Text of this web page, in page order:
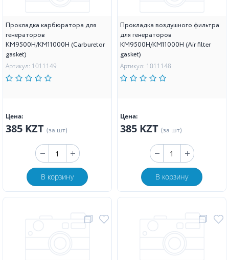
Прокладка карбюратора для
генераторов
KM9500H/KM11000H (Carburetor
gasket)
Артикул: 1011149
Цена:
385 KZT (за шт)
В корзину
Прокладка воздушного фильтра
для генераторов
KM9500H/KM11000H (Air filter
gasket)
Артикул: 1011148
Цена:
385 KZT (за шт)
В корзину